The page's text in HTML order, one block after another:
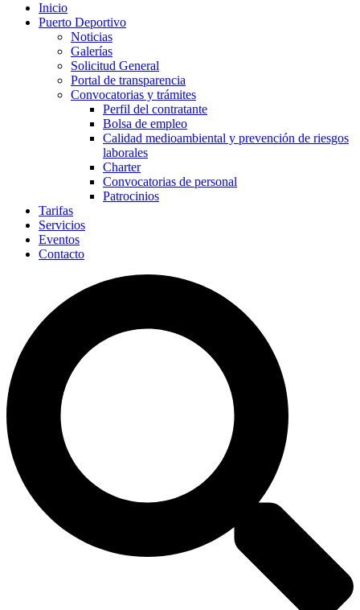
Inicio
Puerto Deportivo
Noticias
Galerías
Solicitud General
Portal de transparencia
Convocatorias y trámites
Perfil del contratante
Bolsa de empleo
Calidad medioambiental y prevención de riesgos
laborales
Charter
Convocatorias de personal
Patrocinios
Tarifas
Servicios
Eventos
Contacto